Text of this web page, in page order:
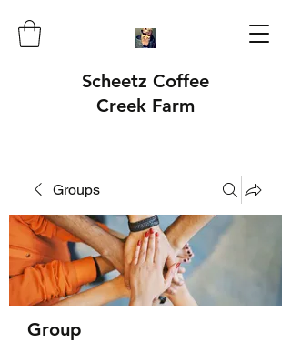
Scheetz Coffee
Creek Farm
Groups
Group